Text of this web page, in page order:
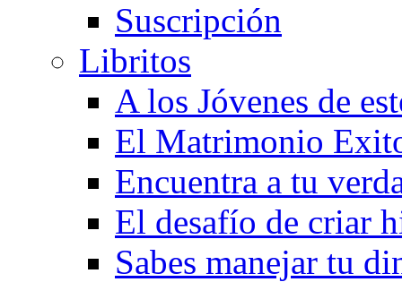
Suscripción
Libritos
A los Jóvenes de
El Matrimonio
Encuentra a tu
El desafío de criar
Sabes manejar tu